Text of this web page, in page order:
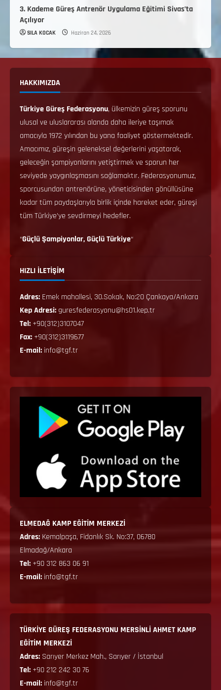
3. Kademe Güreş Antrenör Uygulama Eğitimi Sivas’ta
Açılıyor
SILA KOCAK Haziran 24, 2026
HAKKIMIZDA
Türkiye Güreş Federasyonu, ülkemizin güreş sporunu
ulusal ve uluslararası alanda daha ileriye taşımak
amacıyla 1972 yılından bu yana faaliyet göstermektedir.
Amacımız, güreşin geleneksel değerlerini yaşatarak,
geleceğin şampiyonlarını yetiştirmek ve sporun her
seviyede yaygınlaşmasını sağlamaktır. Federasyonumuz,
sporcusundan antrenörüne, yöneticisinden gönüllüsüne
kadar tüm paydaşlarıyla birlik içinde hareket eder, güreşi
tüm Türkiye’ye sevdirmeyi hedefler.
“Güçlü Şampiyonlar, Güçlü Türkiye“
HIZLI İLETİŞİM
Adres: Emek mahallesi, 30.Sokak, No:20 Çankaya/Ankara
Kep Adresi: guresfederasyonu@hs01.kep.tr
Tel: +90(312)3107047
Fax: +90(312)3119677
E-mail: info@tgf.tr
ELMEDAĞ KAMP EĞİTİM MERKEZİ
Adres: Kemalpaşa, Fidanlık Sk. No:37, 06780
Elmadağ/Ankara
Tel: +90 312 863 06 91
E-mail: info@tgf.tr
TÜRKİYE GÜREŞ FEDERASYONU MERSİNLİ AHMET KAMP
EĞİTİM MERKEZİ
Adres: Sarıyer Merkez Mah., Sarıyer / İstanbul
Tel: +90 212 242 30 76
E-mail: info@tgf.tr